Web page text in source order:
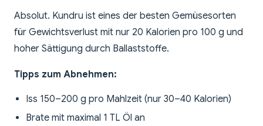
Absolut. Kundru ist eines der besten Gemüsesorten
für Gewichtsverlust mit nur 20 Kalorien pro 100 g und
hoher Sättigung durch Ballaststoffe.
Tipps zum Abnehmen:
Iss 150–200 g pro Mahlzeit (nur 30–40 Kalorien)
Brate mit maximal 1 TL Öl an